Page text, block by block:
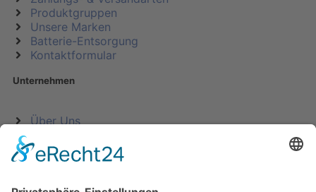
Produktgruppen
Unsere Marken
Batterie-Entsorgung
Kontaktformular
Unternehmen
Über Uns
AGB
Widerrufsrecht